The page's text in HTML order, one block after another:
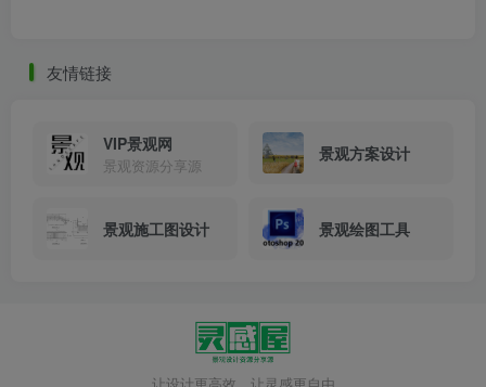
友情链接
VIP景观网
景观资源分享源
景观方案设计
景观施工图设计 景观绘图工具
让设计更高效，让灵感更自由